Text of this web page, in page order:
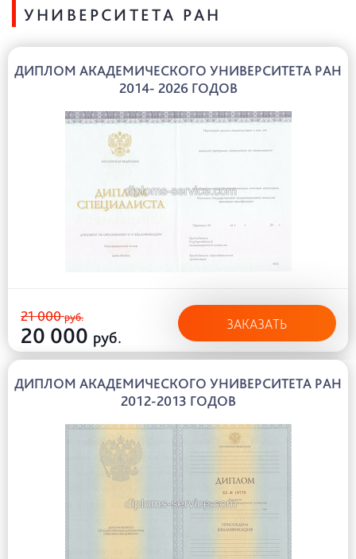
УНИВЕРСИТЕТА РАН
ДИПЛОМ АКАДЕМИЧЕСКОГО УНИВЕРСИТЕТА РАН
2014- 2026 ГОДОВ
21 000руб.
20 000 руб.
ЗАКАЗАТЬ
ДИПЛОМ АКАДЕМИЧЕСКОГО УНИВЕРСИТЕТА РАН
2012-2013 ГОДОВ